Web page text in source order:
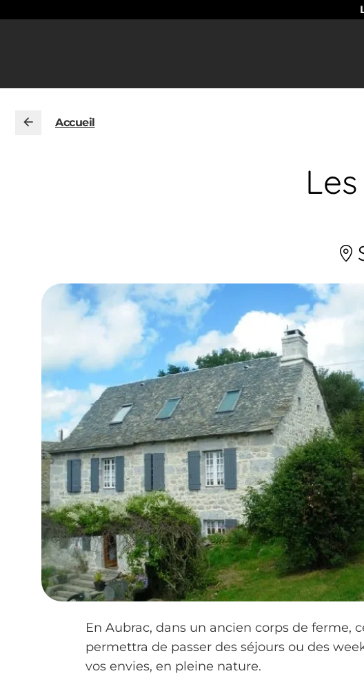
Accueil
En Aubrac, dans un ancien corps de ferme,
permettra de passer des séjours ou des
vos envies, en pleine nature.